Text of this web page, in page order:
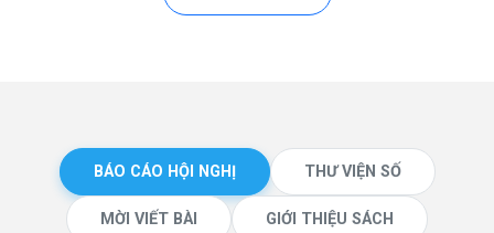
BÁO CÁO HỘI NGHỊ THƯ VIỆN SỐ
MỜI VIẾT BÀI GIỚI THIỆU SÁCH